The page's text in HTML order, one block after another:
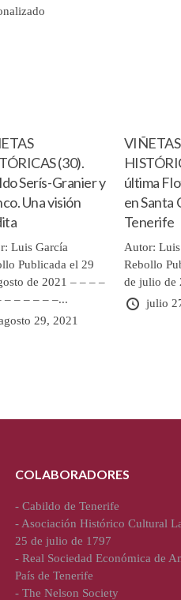
(30).
Serís-Granier y
Una visión
Luis García
Publicada el 29
de 2021 – – – –
– – – – – –...
29, 2021
VIÑETAS
última
en Santa
Tenerife
Autor:
Rebollo
de julio de
julio
COLABORADORES
- Cabildo de Tenerife
- Asociación Histórico Cultural
25 de julio de 1797
- Real Sociedad Económica de
País de Tenerife
- The Nelson Society